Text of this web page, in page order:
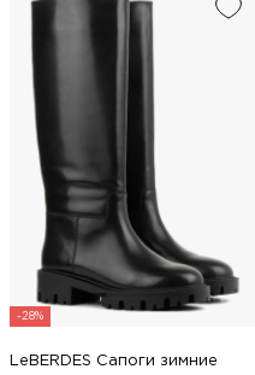
-28%
LeBERDES Сапоги зимние